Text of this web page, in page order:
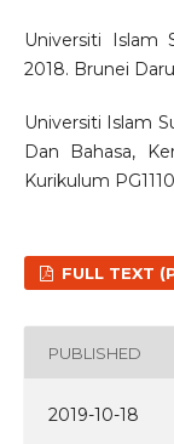
Universiti Islam
2018. Brunei
Universiti Islam
Dan Bahasa,
Kurikulum
FULL TEXT
PUBLISHED
2019-10-18